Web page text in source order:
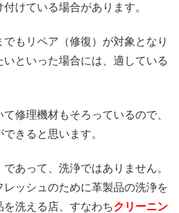
けている場合があります。
もリペア（修復）が対象となり
いといった場合には、適している
修理機材もそろっているので、
きると思います。
あって、洗浄ではありません。
ッシュのために革製品の洗浄を
洗える店、すなわちクリーニン